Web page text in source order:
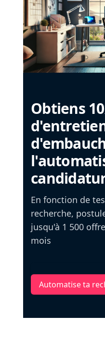
Obtiens
En fonction de
recherche,
jusqu'à 1 500
mois
Automatise ta